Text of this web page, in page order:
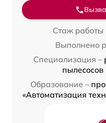
Стаж работы
Выполнено
Специализация –
пылесосов
Образование –
«Автоматизация